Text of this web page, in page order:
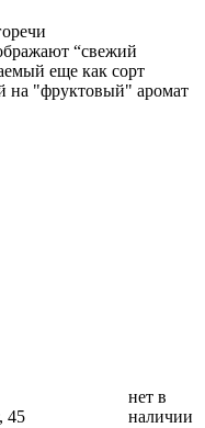
“свежий
еще как сорт
на "фруктовый" аромат
45
нет в
наличии